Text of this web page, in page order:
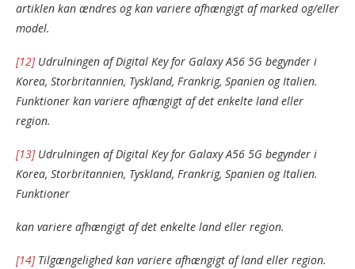
artiklen kan ændres og kan variere afhængigt af marked og/eller
model.
[12]Udrulningen af Digital Key for Galaxy A56 5G begynder i
Korea, Storbritannien, Tyskland, Frankrig, Spanien og Italien.
Funktioner kan variere afhængigt af det enkelte land eller
region.
[13]Udrulningen af Digital Key for Galaxy A56 5G begynder i
Korea, Storbritannien, Tyskland, Frankrig, Spanien og Italien.
Funktioner
kan variere afhængigt af det enkelte land eller region.
[14]Tilgængelighed kan variere afhængigt af land eller region.